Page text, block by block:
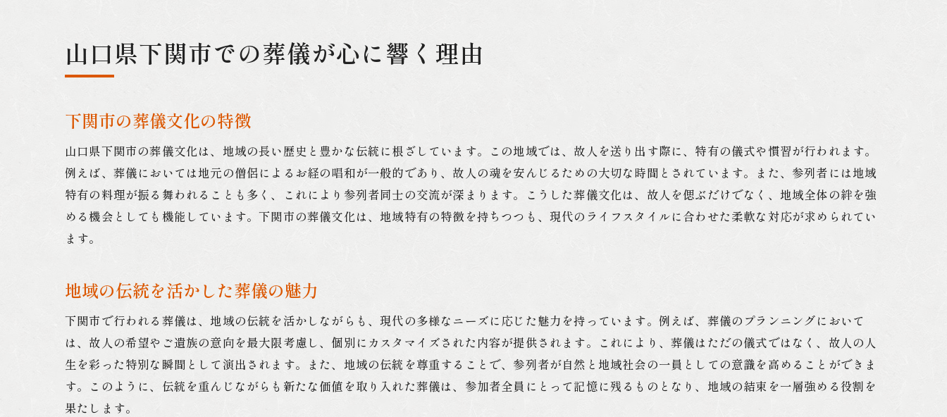
信頼できるサービスの選び方
安心して大切な故人を送り出すための葬儀サポート
信頼できる葬儀サポートの仕組み
安心感を与えるスタッフの役割
家族が安心できる葬儀計画
山口県下関市での葬儀が心に響く理由
下関市の葬儀文化の特徴
山口県下関市の葬儀文化は、地域の長い歴史と豊かな伝統に根ざしています。この地域では、故人を送り出す際に、特有の儀式や慣習が行われます。
例えば、葬儀においては地元の僧侶によるお経の唱和が一般的であり、故人の魂を安んじるための大切な時間とされています。また、参列者には地域
特有の料理が振る舞われることも多く、これにより参列者同士の交流が深まります。こうした葬儀文化は、故人を偲ぶだけでなく、地域全体の絆を強
める機会としても機能しています。下関市の葬儀文化は、地域特有の特徴を持ちつつも、現代のライフスタイルに合わせた柔軟な対応が求められてい
ます。
地域の伝統を活かした葬儀の魅力
下関市で行われる葬儀は、地域の伝統を活かしながらも、現代の多様なニーズに応じた魅力を持っています。例えば、葬儀のプランニングにおいて
は、故人の希望やご遺族の意向を最大限考慮し、個別にカスタマイズされた内容が提供されます。これにより、葬儀はただの儀式ではなく、故人の人
生を彩った特別な瞬間として演出されます。また、地域の伝統を尊重することで、参列者が自然と地域社会の一員としての意識を高めることができま
す。このように、伝統を重んじながらも新たな価値を取り入れた葬儀は、参加者全員にとって記憶に残るものとなり、地域の結束を一層強める役割を
果たします。